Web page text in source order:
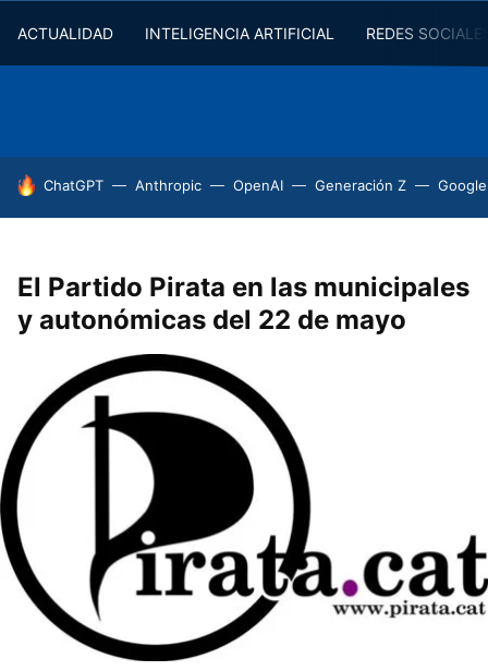
ACTUALIDAD INTELIGENCIA ARTIFICIAL REDES
HOY SE HABLA DE
ChatGPT Anthropic OpenAI Generación Z
El Partido Pirata en las municipales
y autonómicas del 22 de mayo